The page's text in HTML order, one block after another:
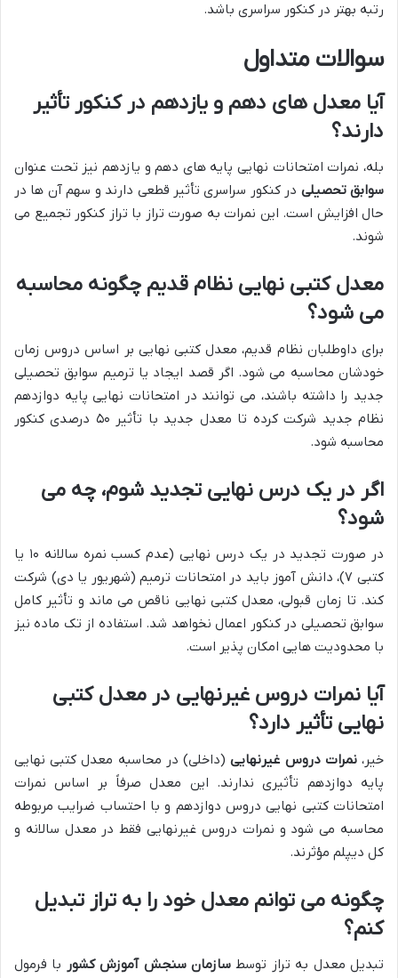
رتبه بهتر در کنکور سراسری باشد.
سوالات متداول
آیا معدل های دهم و یازدهم در کنکور تأثیر
دارند؟
بله، نمرات امتحانات نهایی پایه های دهم و یازدهم نیز تحت عنوان
سوابق تحصیلی در کنکور سراسری تأثیر قطعی دارند و سهم آن ها در
حال افزایش است. این نمرات به صورت تراز با تراز کنکور تجمیع می
شوند.
معدل کتبی نهایی نظام قدیم چگونه محاسبه
می شود؟
برای داوطلبان نظام قدیم، معدل کتبی نهایی بر اساس دروس زمان
خودشان محاسبه می شود. اگر قصد ایجاد یا ترمیم سوابق تحصیلی
جدید را داشته باشند، می توانند در امتحانات نهایی پایه دوازدهم
نظام جدید شرکت کرده تا معدل جدید با تأثیر ۵۰ درصدی کنکور
محاسبه شود.
اگر در یک درس نهایی تجدید شوم، چه می
شود؟
در صورت تجدید در یک درس نهایی (عدم کسب نمره سالانه ۱۰ یا
کتبی ۷)، دانش آموز باید در امتحانات ترمیم (شهریور یا دی) شرکت
کند. تا زمان قبولی، معدل کتبی نهایی ناقص می ماند و تأثیر کامل
سوابق تحصیلی در کنکور اعمال نخواهد شد. استفاده از تک ماده نیز
با محدودیت هایی امکان پذیر است.
آیا نمرات دروس غیرنهایی در معدل کتبی
نهایی تأثیر دارد؟
خیر،نمرات دروس غیرنهایی(داخلی) در محاسبه معدل کتبی نهایی
پایه دوازدهم تأثیری ندارند. این معدل صرفاً بر اساس نمرات
امتحانات کتبی نهایی دروس دوازدهم و با احتساب ضرایب مربوطه
محاسبه می شود و نمرات دروس غیرنهایی فقط در معدل سالانه و
کل دیپلم مؤثرند.
چگونه می توانم معدل خود را به تراز تبدیل
کنم؟
تبدیل معدل به تراز توسط سازمان سنجش آموزش کشور با فرمول